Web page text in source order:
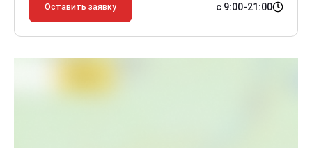
Оставить заявку с 9:00-21:00